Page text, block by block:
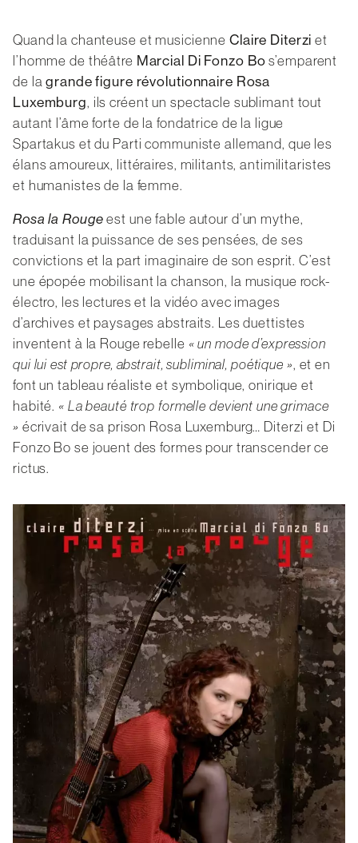
Quand la chanteuse et musicienneClaire Diterzi et
l’homme de théâtre Marcial Di Fonzo Bos’emparent
de lagrande figure révolutionnaire Rosa
Luxemburg, ils créent un spectacle sublimant tout
autant l’âme forte de la fondatrice de la ligue
Spartakus et du Parti communiste allemand, que les
élans amoureux, littéraires, militants, antimilitaristes
et humanistes de la femme.
Rosa la Rouge est une fable autour d’un mythe,
traduisant la puissance de ses pensées, de ses
convictions et la part imaginaire de son esprit. C’est
une épopée mobilisant la chanson, la musique rock-
électro, les lectures et la vidéo avec images
d’archives et paysages abstraits. Les duettistes
inventent à la Rouge rebelle « un mode d’expression
qui lui est propre, abstrait, subliminal, poétique », et en
font un tableau réaliste et symbolique, onirique et
habité. « La beauté trop formelle devient une grimace
» écrivait de sa prison Rosa Luxemburg… Diterzi et Di
Fonzo Bo se jouent des formes pour transcender ce
rictus.